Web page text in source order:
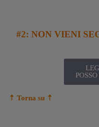
#2: NON VIENI
⇡ Torna su ⇡